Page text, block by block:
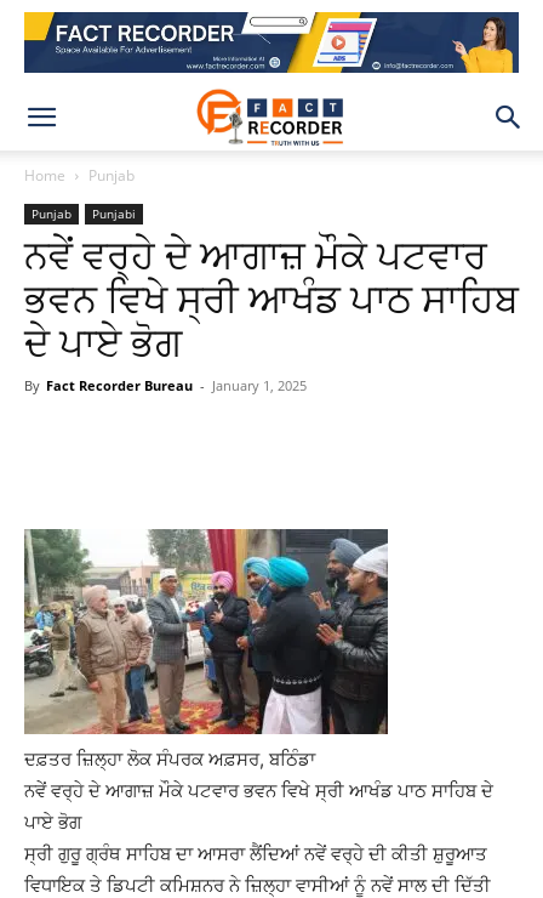
Home Punjab
Punjab Punjabi
ਨਵੇਂ ਵਰ੍ਹੇ ਦੇ ਆਗਾਜ਼ ਮੌਕੇ ਪਟਵਾਰ
ਭਵਨ ਵਿਖੇ ਸ੍ਰੀ ਆਖੰਡ ਪਾਠ ਸਾਹਿਬ
ਦੇ ਪਾਏ ਭੋਗ
By Fact Recorder Bureau - January 1, 2025
ਦਫ਼ਤਰ ਜ਼ਿਲ੍ਹਾ ਲੋਕ ਸੰਪਰਕ ਅਫ਼ਸਰ, ਬਠਿੰਡਾ
ਨਵੇਂ ਵਰ੍ਹੇ ਦੇ ਆਗਾਜ਼ ਮੌਕੇ ਪਟਵਾਰ ਭਵਨ ਵਿਖੇ ਸ੍ਰੀ ਆਖੰਡ ਪਾਠ ਸਾਹਿਬ ਦੇ
ਪਾਏ ਭੋਗ
ਸ੍ਰੀ ਗੁਰੂ ਗ੍ਰੰਥ ਸਾਹਿਬ ਦਾ ਆਸਰਾ ਲੈਂਦਿਆਂ ਨਵੇਂ ਵਰ੍ਹੇ ਦੀ ਕੀਤੀ ਸ਼ੁਰੂਆਤ
ਵਿਧਾਇਕ ਤੇ ਡਿਪਟੀ ਕਮਿਸ਼ਨਰ ਨੇ ਜ਼ਿਲ੍ਹਾ ਵਾਸੀਆਂ ਨੂੰ ਨਵੇਂ ਸਾਲ ਦੀ ਦਿੱਤੀ